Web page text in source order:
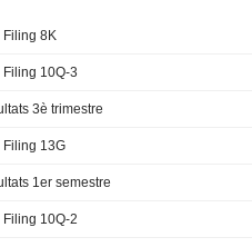
Filing 8K
Filing 10Q-3
3è trimestre
Filing 13G
1er semestre
Filing 10Q-2